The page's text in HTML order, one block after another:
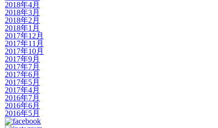
2018年4月
2018年3月
2018年2月
2018年1月
2017年12月
2017年11月
2017年10月
2017年9月
2017年7月
2017年6月
2017年5月
2017年4月
2016年7月
2016年6月
2016年5月